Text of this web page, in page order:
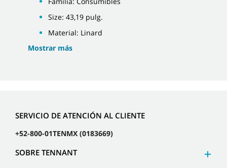
Size: 43,19 pulg.
Material: Linard
Mostrar más
SERVICIO DE ATENCIÓN AL CLIENTE
+52-800-01TENMX (0183669)
SOBRE TENNANT